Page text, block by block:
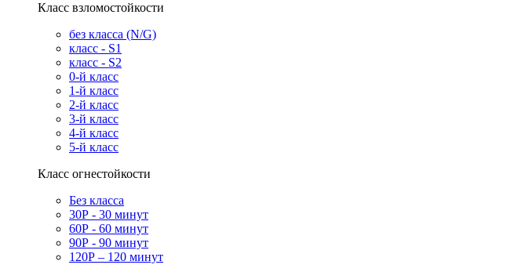
Класс взломостойкости
без класса (N/G)
класс - S1
класс - S2
0-й класс
1-й класс
2-й класс
3-й класс
4-й класс
5-й класс
Класс огнестойкости
Без класса
30Р - 30 минут
60Р - 60 минут
90Р - 90 минут
120Р – 120 минут